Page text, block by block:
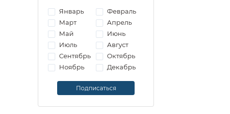
Январь
Февраль
Март
Апрель
Май
Июнь
Июль
Август
Сентябрь
Октябрь
Ноябрь
Декабрь